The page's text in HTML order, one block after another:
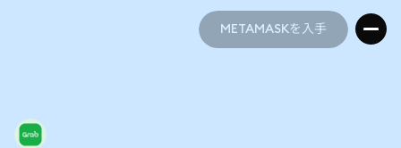
METAMASKを入手